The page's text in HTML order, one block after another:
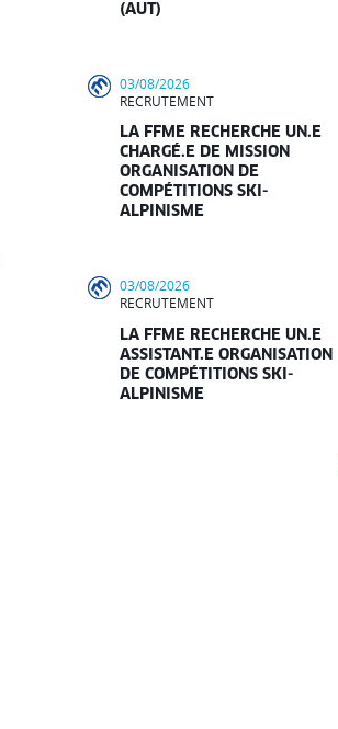
(AUT)
03/08/2026
RECRUTEMENT
LA FFME RECHERCHE UN.E
CHARGÉ.E DE MISSION
ORGANISATION DE
COMPÉTITIONS SKI-
ALPINISME
03/08/2026
RECRUTEMENT
LA FFME RECHERCHE UN.E
ASSISTANT.E ORGANISATION
DE COMPÉTITIONS SKI-
ALPINISME